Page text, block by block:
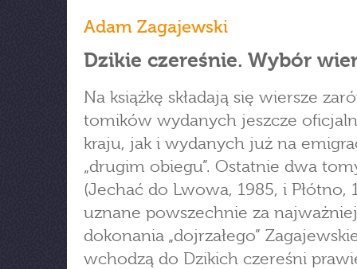
Adam Zagajewski
Dzikie czereśnie. Wybór
Na książkę składają się wiersze
tomików wydanych jeszcze
kraju, jak i wydanych już na
„drugim obiegu”. Ostatnie dwa
(Jechać do Lwowa, 1985, i Płótno,
uznane powszechnie za
dokonania „dojrzałego”
wchodzą do Dzikich czereśni